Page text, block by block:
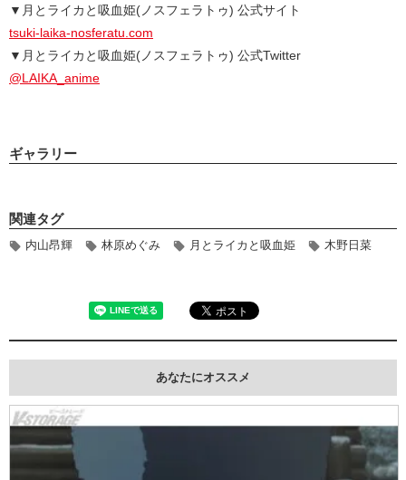
▼月とライカと吸血姫(ノスフェラトゥ) 公式サイト
tsuki-laika-nosferatu.com
▼月とライカと吸血姫(ノスフェラトゥ) 公式Twitter
@LAIKA_anime
ギャラリー
関連タグ
内山昂輝 林原めぐみ 月とライカと吸血姫 木野日菜
あなたにオススメ